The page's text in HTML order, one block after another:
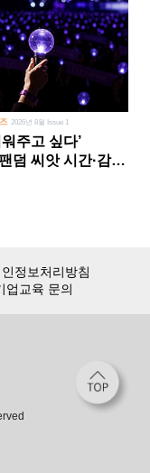
2026년 8월 Issue 1
주고 싶다’
덤 씨앗 시간·감정
인정보처리방침
업교육 문의